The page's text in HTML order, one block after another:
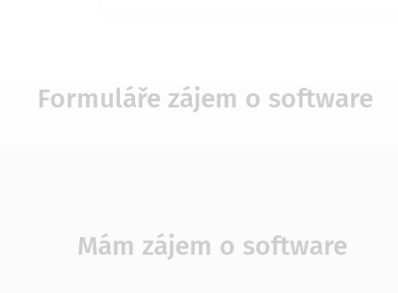
Formuláře zájem o software
Mám zájem o software